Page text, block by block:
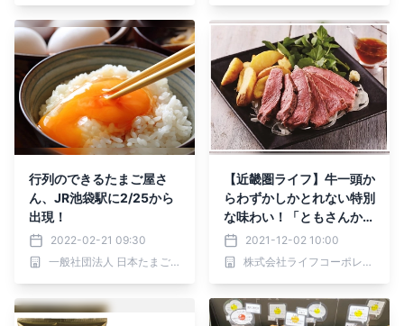
行列のできるたまご屋さ
ん、JR池袋駅に2/25から
出現！
2022-02-21 09:30
一般社団法人 日本たまごかけごはん研究所
【近畿圏ライフ】牛一頭か
らわずかしかとれない特別
な味わい！「ともさんかく
のローストビーフステー
キ」を販売中
2021-12-02 10:00
株式会社ライフコーポレーション